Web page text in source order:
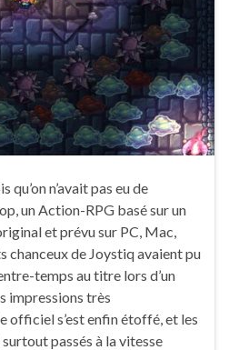
n’avait pas eu de
un Action-RPG basé sur un
et prévu sur PC, Mac,
chanceux de Joystiq avaient pu
temps au titre lors d’un
impressions très
officiel s’est enfin étoffé, et les
passés à la vitesse